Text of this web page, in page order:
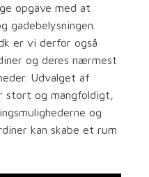
opgave med at
gadebelysningen.
er vi derfor også
og deres nærmest
Udvalget af
og mangfoldigt,
og
kan skabe et rum